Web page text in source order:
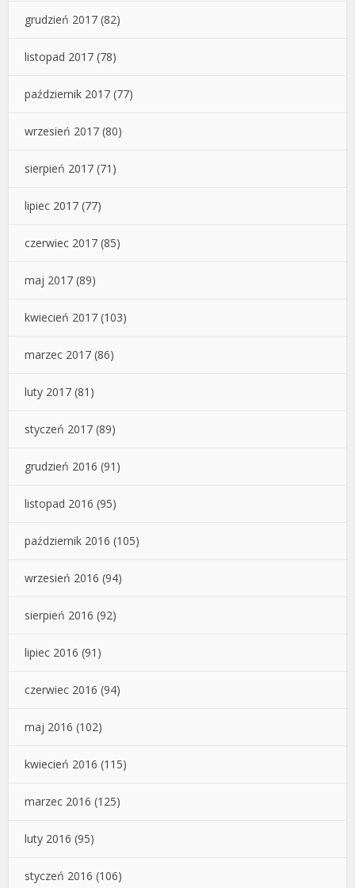
grudzień 2017 (82)
listopad 2017 (78)
październik 2017 (77)
wrzesień 2017 (80)
sierpień 2017 (71)
lipiec 2017 (77)
czerwiec 2017 (85)
maj 2017 (89)
kwiecień 2017 (103)
marzec 2017 (86)
luty 2017 (81)
styczeń 2017 (89)
grudzień 2016 (91)
listopad 2016 (95)
październik 2016 (105)
wrzesień 2016 (94)
sierpień 2016 (92)
lipiec 2016 (91)
czerwiec 2016 (94)
maj 2016 (102)
kwiecień 2016 (115)
marzec 2016 (125)
luty 2016 (95)
styczeń 2016 (106)